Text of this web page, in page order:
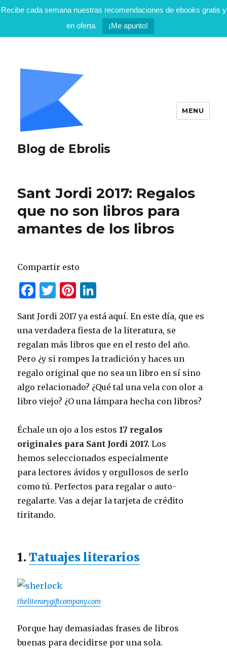
Recibe cada semana nuestras recomendaciones de ebooks gratis y
en oferta
¡Me apunto!
Blog de Ebrolis
MENU
Sant Jordi 2017: Regalos
que no son libros para
amantes de los libros
Compartir esto
F
c
e
b
o
o
k
T
it
te
r
Pi
te
re
st
n
k
e
dI
n
Sant Jordi 2017 ya está aquí. En este día, que es
una verdadera fiesta de la literatura, se
regalan más libros que en el resto del año.
Pero ¿y si rompes la tradición y haces un
regalo original que no sea un libro en sí sino
algo relacionado? ¿Qué tal una vela con olor a
libro viejo? ¿O una lámpara hecha con libros?
Échale un ojo a los estos17 regalos
originales para Sant Jordi 2017.Los
hemos seleccionados especialmente
para lectores ávidos y orgullosos de serlo
como tú. Perfectos para regalar o auto-
regalarte. Vas a dejar la tarjeta de crédito
tiritando.
1.Tatuajes literarios
theliterarygiftcompany.com
Porque hay demasiadas frases de libros
buenas para decidirse por una sola.